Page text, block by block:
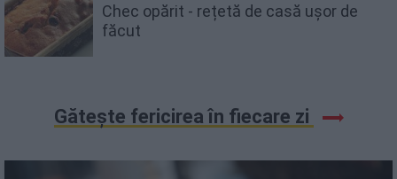
Chec opărit - rețetă de casă ușor de
făcut
Gătește fericirea în fiecare zi